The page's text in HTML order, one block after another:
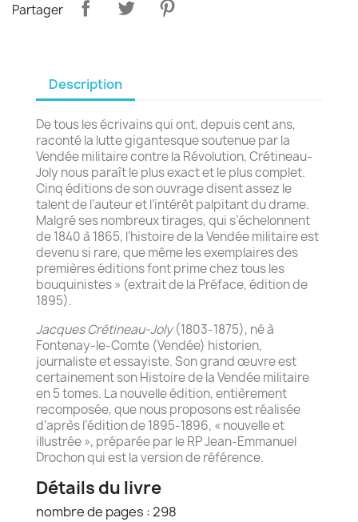
Partager
Description
De tous les écrivains qui ont, depuis cent ans,
raconté la lutte gigantesque soutenue par la
Vendée militaire contre la Révolution, Crétineau-
Joly nous paraît le plus exact et le plus complet.
Cinq éditions de son ouvrage disent assez le
talent de l’auteur et l’intérêt palpitant du drame.
Malgré ses nombreux tirages, qui s’échelonnent
de 1840 à 1865, l’histoire de la Vendée militaire est
devenu si rare, que même les exemplaires des
premières éditions font prime chez tous les
bouquinistes » (extrait de la Préface, édition de
1895).
Jacques Crétineau-Joly(1803-1875), né à
Fontenay-le-Comte (Vendée) historien,
journaliste et essayiste. Son grand œuvre est
certainement son Histoire de la Vendée militaire
en 5 tomes. La nouvelle édition, entièrement
recomposée, que nous proposons est réalisée
d’après l’édition de 1895-1896, « nouvelle et
illustrée », préparée par le RP Jean-Emmanuel
Drochon qui est la version de référence.
Détails du livre
nombre de pages : 298